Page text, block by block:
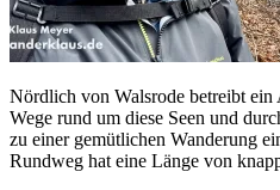
Nördlich von Walsrode betreibt ein
Wege rund um diese Seen und
zu einer gemütlichen Wanderung
Rundweg hat eine Länge von